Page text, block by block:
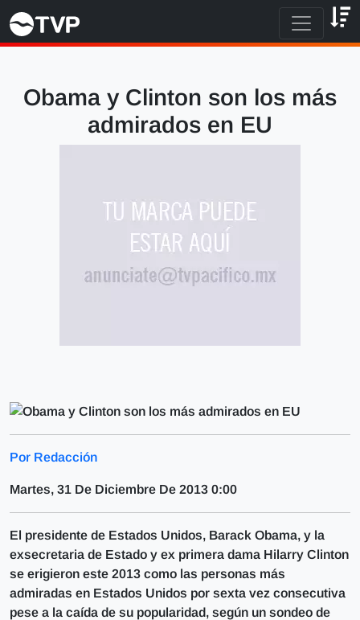
Obama y Clinton son los más
admirados en EU
Por Redacción
Martes, 31 De Diciembre De 2013 0:00
El presidente de Estados Unidos, Barack Obama, y la
exsecretaria de Estado y ex primera dama Hilarry Clinton
se erigieron este 2013 como las personas más
admiradas en Estados Unidos por sexta vez consecutiva
pese a la caída de su popularidad, según un sondeo de